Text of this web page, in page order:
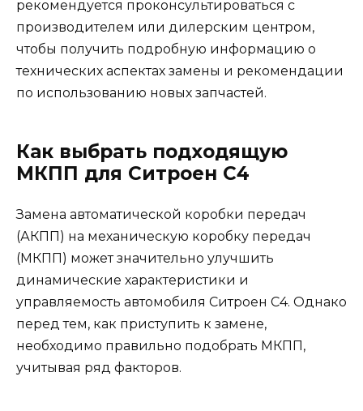
рекомендуется проконсультироваться с
производителем или дилерским центром,
чтобы получить подробную информацию о
технических аспектах замены и рекомендации
по использованию новых запчастей.
Как выбрать подходящую
МКПП для Ситроен С4
Замена автоматической коробки передач
(АКПП) на механическую коробку передач
(МКПП) может значительно улучшить
динамические характеристики и
управляемость автомобиля Ситроен С4. Однако
перед тем, как приступить к замене,
необходимо правильно подобрать МКПП,
учитывая ряд факторов.